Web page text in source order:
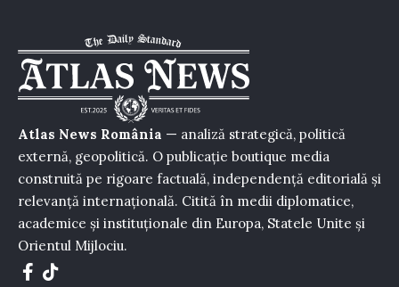
Atlas News România — analiză strategică, politică
externă, geopolitică. O publicație boutique media
construită pe rigoare factuală, independență editorială și
relevanță internațională. Citită în medii diplomatice,
academice și instituționale din Europa, Statele Unite și
Orientul Mijlociu.